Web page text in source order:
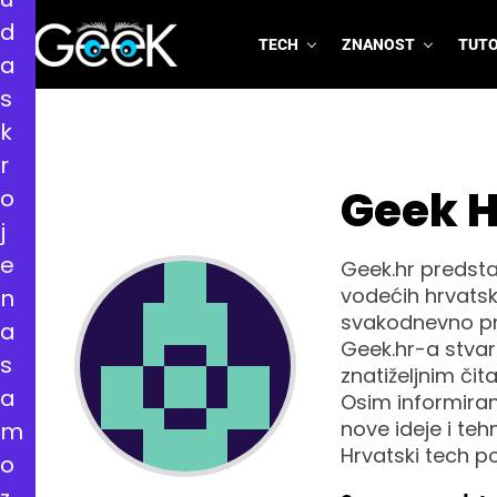
GeeK.hr
TECH ZNANOST
Geek
Geek.hr
vodećih
svakodnevno
Geek.hr-a
znatiželjnim
Osim
nove ideje i
Hrvatski tech
d
a
s
k
r
o
j
e
n
a
s
a
m
o